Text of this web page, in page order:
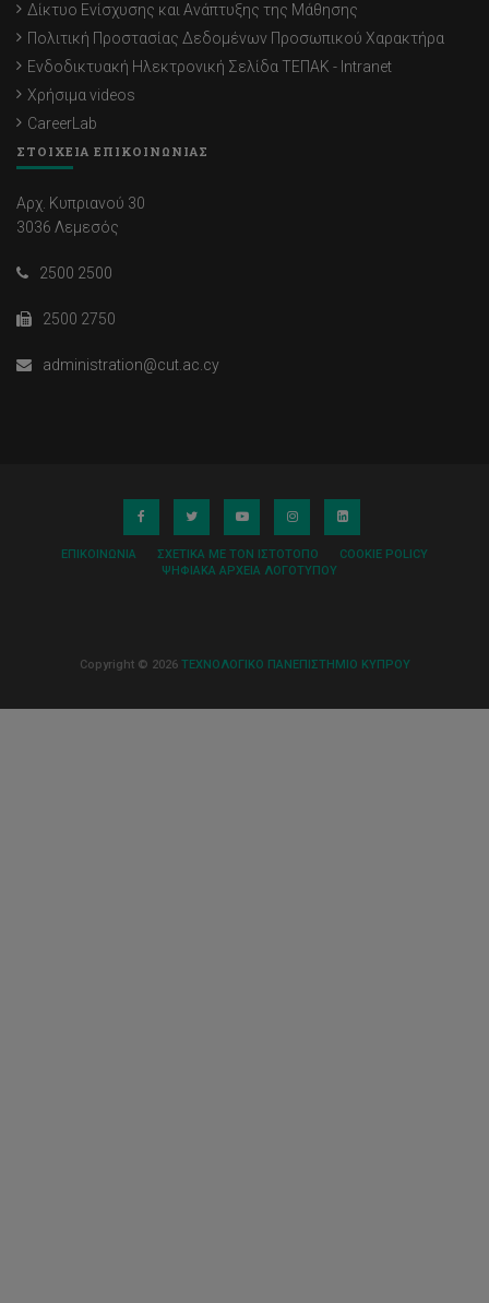
Δίκτυο Ενίσχυσης και Ανάπτυξης της Μάθησης
Πολιτική Προστασίας Δεδομένων Προσωπικού Χαρακτήρα
Ενδοδικτυακή Ηλεκτρονική Σελίδα ΤΕΠΑΚ - Intranet
Χρήσιμα videos
CareerLab
ΣΤΟΙΧΕΙΑ ΕΠΙΚΟΙΝΩΝΙΑΣ
Αρχ. Κυπριανού 30
3036 Λεμεσός
2500 2500
2500 2750
administration@cut.ac.cy
ΕΠΙΚΟΙΝΩΝΊΑ ΣΧΕΤΙΚΆ ΜΕ ΤΟΝ ΙΣΤΌΤΟΠΟ
COOKIE POLICY
ΨΗΦΙΑΚΆ ΑΡΧΕΊΑ ΛΟΓΌΤΥΠΟΥ
Copyright © 2026 ΤΕΧΝΟΛΟΓΙΚΟ ΠΑΝΕΠΙΣΤΗΜΙΟ ΚΥΠΡΟΥ